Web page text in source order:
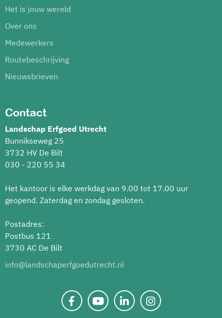
Het is jouw wereld
Over ons
Medewerkers
Routebeschrijving
Nieuwsbrieven
Contact
Landschap Erfgoed Utrecht
Bunnikseweg 25
3732 HV De Bilt
030 - 220 55 34
Het kantoor is elke werkdag van 9.00 tot 17.00 uur
geopend. Zaterdag en zondag gesloten.
Postadres:
Postbus 121
3730 AC De Bilt
info@landschaperfgoedutrecht.nl